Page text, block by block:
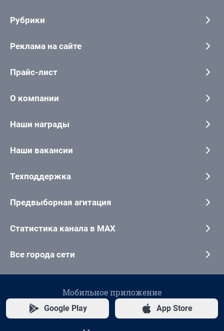
Рубрики
Реклама на сайте
Прайс-лист
О компании
Наши награды
Наши вакансии
Техподдержка
Предвыборная агитация
Статистика канала в MAX
Все города сети
Мобильное приложение
Google Play App Store